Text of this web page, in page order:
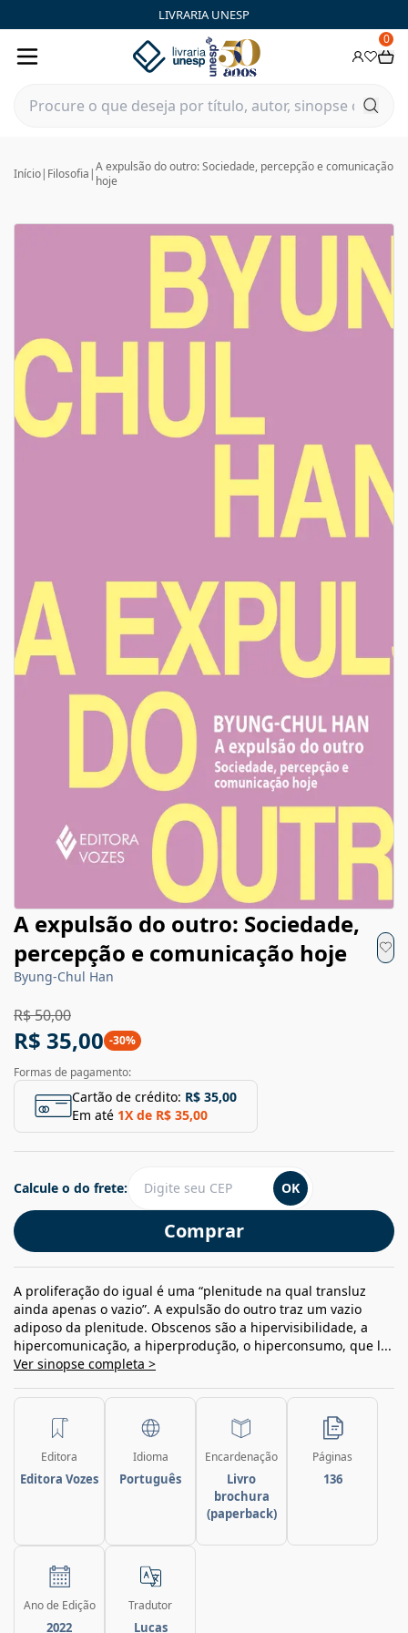
LIVRARIA UNESP
0
Início| Filosofia |A expulsão do outro: Sociedade, percepção e comunicação
hoje
A expulsão do outro: Sociedade,
percepção e comunicação hoje
Byung-Chul Han
R$ 50,00
R$ 35,00 -30%
Formas de pagamento:
Cartão de crédito: R$ 35,00
Em até 1X de R$ 35,00
Comprar
Calcule o do frete: OK
A proliferação do igual é uma “plenitude na qual transluz
ainda apenas o vazio”. A expulsão do outro traz um vazio
adiposo da plenitude. Obscenos são a hipervisibilidade, a
hipercomunicação, a hiperprodução, o hiperconsumo, que l...
Ver sinopse completa >
Editora
Editora Vozes
Idioma
Português
Encardenação
Livro
brochura
(paperback)
Páginas
136
Ano de Edição
2022
Tradutor
Lucas